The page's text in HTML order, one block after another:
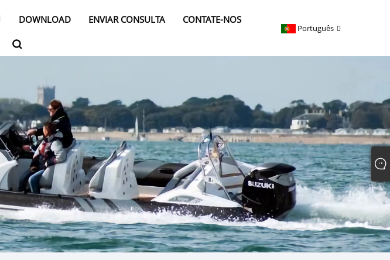
DOWNLOAD ENVIAR CONSULTA CONTATE-NOS
Português